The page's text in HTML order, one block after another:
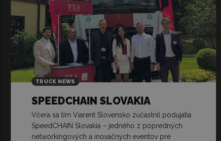
TRUCK NEWS
SPEEDCHAIN SLOVAKIA
Včera sa tím Viarent Slovensko zúčastnil podujatia
SpeedCHAIN Slovakia – jedného z popredných
networkingových a inovačných eventov pre